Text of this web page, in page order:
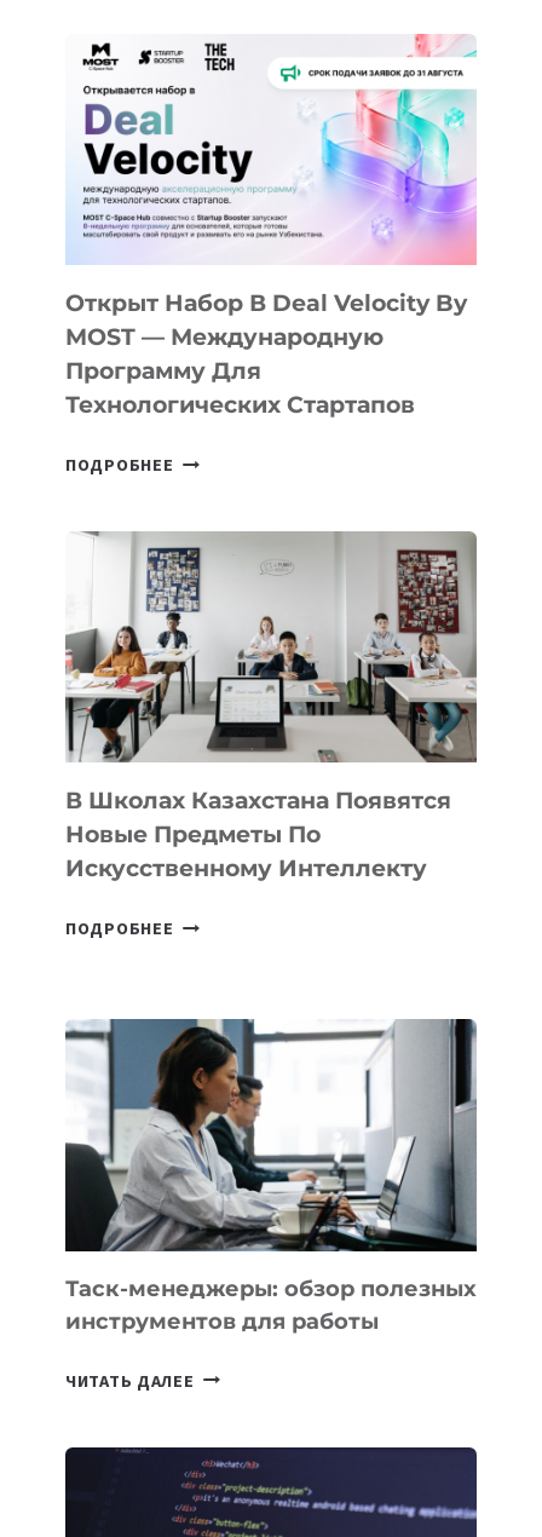
АЛМАТЫ:
КАК
AI
YOUTH
CAMP
ДАЛ
30
ПОДРОСТКАМ
БИЛЕТ
В
ПРЕДПРИНИМАТЕЛЬСТВО
Открыт Набор В Deal Velocity By
MOST — Международную
Программу Для
Технологических Стартапов
ПОДРОБНЕЕ ОТКРЫТ
DEAL
VELOCITY
BY
MOST
—
МЕЖДУНАРОДНУЮ
ПРОГРАММУ
ДЛЯ
ТЕХНОЛОГИЧЕСКИХ
В Школах Казахстана Появятся
Новые Предметы По
Искусственному Интеллекту
ПОДРОБНЕЕ
НОВЫЕ
ПРЕДМЕТЫ
ПО
ИСКУССТВЕННОМУ
ИНТЕЛЛЕКТУ
Таск-менеджеры: обзор полезных
инструментов для работы
ЧИТАТЬ ДАЛЕЕ ТАСК-
ПОЛЕЗНЫХ
ИНСТРУМЕНТОВ
ДЛЯ